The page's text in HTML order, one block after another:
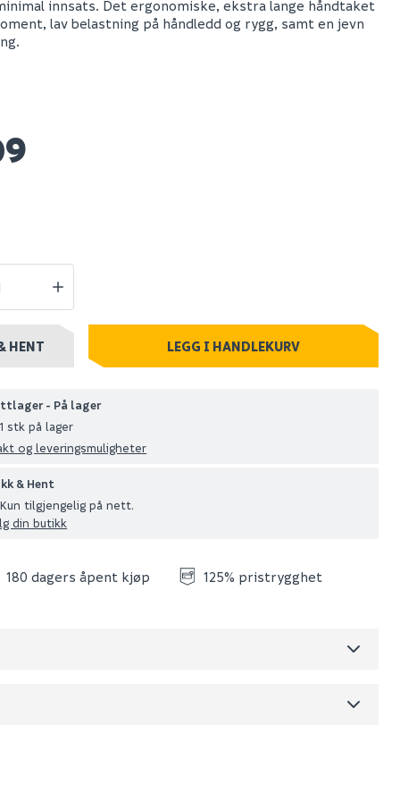
c2
stk
innsats. Det ergonomiske, ekstra lange håndtaket
lav belastning på håndledd og rygg, samt en jevn
HENT LEGG I HANDLEKURV
- På lager
1 stk på lager
og leveringsmuligheter
& Hent
Kun tilgjengelig på nett.
din butikk
180 dagers åpent kjøp 125% pristrygghet